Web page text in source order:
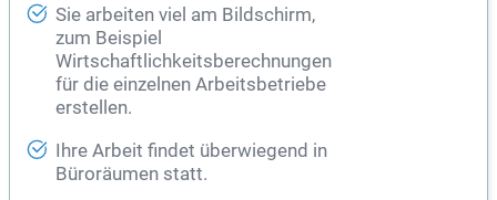
Sie arbeiten viel am Bildschirm,
zum Beispiel
Wirtschaftlichkeitsberechnungen
für die einzelnen Arbeitsbetriebe
erstellen.
Ihre Arbeit findet überwiegend in
Büroräumen statt.